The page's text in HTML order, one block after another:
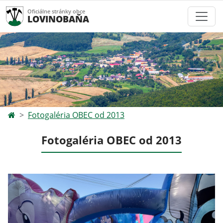
Oficiálne stránky obce
LOVINOBAŇA
Fotogaléria OBEC od 2013
Fotogaléria OBEC od 2013